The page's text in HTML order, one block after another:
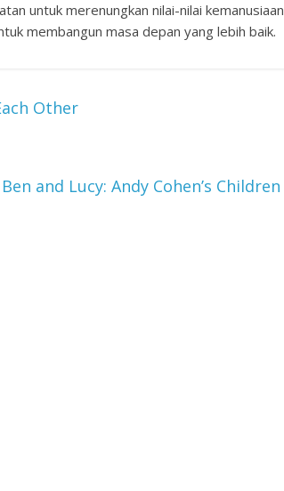
untuk merenungkan nilai-nilai kemanusiaan
membangun masa depan yang lebih baik.
Other
Ben and Lucy: Andy Cohen’s Children